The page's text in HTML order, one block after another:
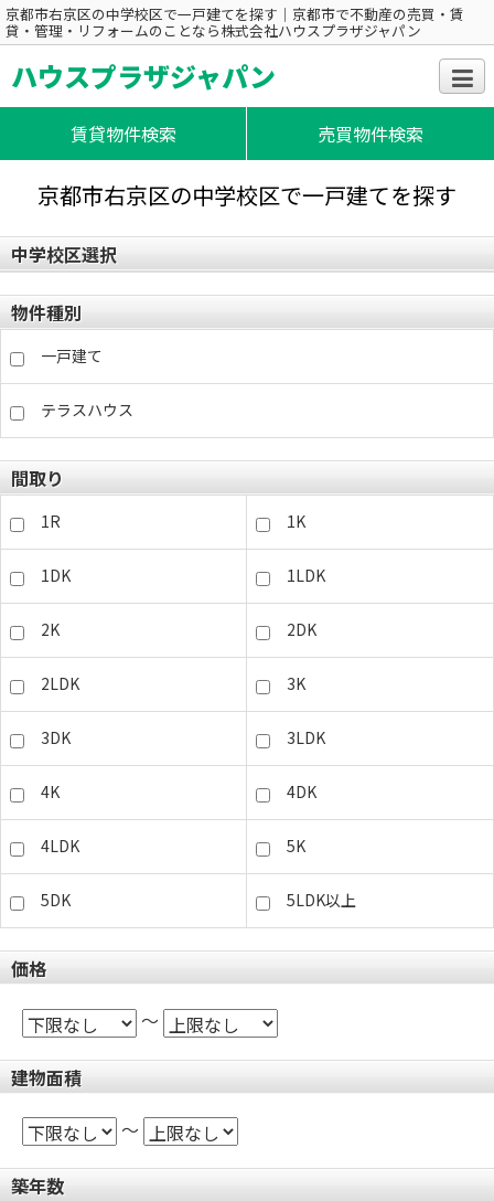
京都市右京区の中学校区で一戸建てを探す｜京都市で不動産の売買・賃
貸・管理・リフォームのことなら株式会社ハウスプラザジャパン
ハウスプラザジャパン
賃貸物件検索 売買物件検索
京都市右京区の中学校区で一戸建てを探す
中学校区選択
物件種別
一戸建て
テラスハウス
間取り
1R 1K
1DK 1LDK
2K 2DK
2LDK 3K
3DK 3LDK
4K 4DK
4LDK 5K
5DK 5LDK以上
価格
～
建物面積
～
築年数